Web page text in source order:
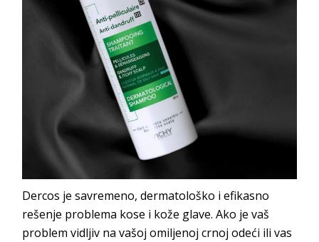
Dercos je savremeno, dermatološko i efikasno
rešenje problema kose i kože glave. Ako je vaš
problem vidljiv na vašoj omiljenoj crnoj odeći ili vas